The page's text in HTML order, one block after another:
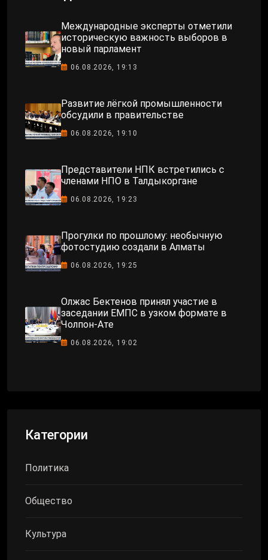
Международные эксперты отметили
историческую важность выборов в
новый парламент
06.08.2026, 19:13
Развитие лёгкой промышленности
обсудили в правительстве
06.08.2026, 19:10
Представители НПК встретились с
членами НПО в Талдыкоргане
06.08.2026, 19:23
Прогулки по прошлому: необычную
фотостудию создали в Алматы
06.08.2026, 19:25
Олжас Бектенов принял участие в
заседании ЕМПС в узком формате в
Чолпон-Ате
06.08.2026, 19:02
Категории
Политика
Общество
Культура